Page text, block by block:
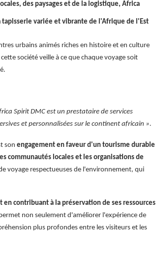
des paysages et de la logistique, Africa
tapisserie variée et vibrante de l'Afrique de l'Est
urbains animés riches en histoire et en culture
société veille à ce que chaque voyage soit
Spirit DMC est un prestataire de services
et personnalisées sur le continent africain ».
son engagement en faveur d'un tourisme durable
communautés locales et les organisations de
voyage respectueuses de l'environnement, qui
en contribuant à la préservation de ses ressources
non seulement d'améliorer l'expérience de
plus profondes entre les visiteurs et les